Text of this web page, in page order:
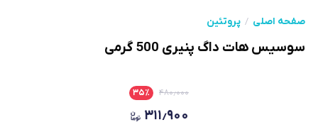
صفحه اصلی پروتئین
سوسیس هات داگ پنیری 500 گرمی
۴۸۰٫۰۰۰ ۳۵٪
۳۱۱٫۹۰۰